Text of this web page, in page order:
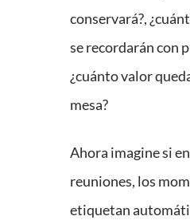
conservará?,
se recordarán con
¿cuánto valor
mesa?
Ahora imagine si
reuniones, los
etiquetan